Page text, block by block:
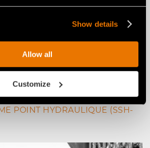
Show details
Allow all
Customize
POINT HYDRAULIQUE (SSH-